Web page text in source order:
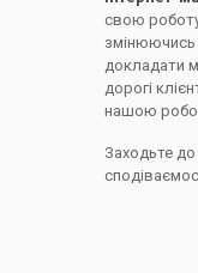
свою роботу
докладати
дорогі
нашою
Заходьте до